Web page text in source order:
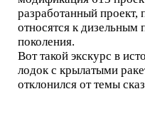
разработанный
относятся к
поколения.
Вот такой экскурс в
лодок с крылатыми
отклонился от темы